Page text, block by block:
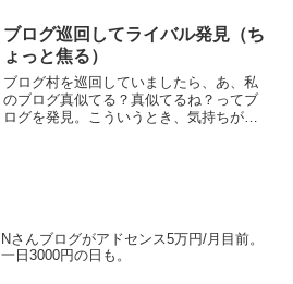
めて同じ曜日とかにしないと意味ないん
だが）を見たり、もう大変...
ブログ巡回してライバル発見（ち
ょっと焦る）
ブログ村を巡回していましたら、あ、私
のブログ真似てる？真似てるね？ってブ
ログを発見。こういうとき、気持ちがざ
Nさんブログがアドセンス5万円/月目前。
一日3000円の日も。